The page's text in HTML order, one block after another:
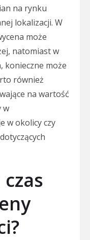
na rynku
lokalizacji. W
może
natomiast w
konieczne może
również
na wartość
w
w okolicy czy